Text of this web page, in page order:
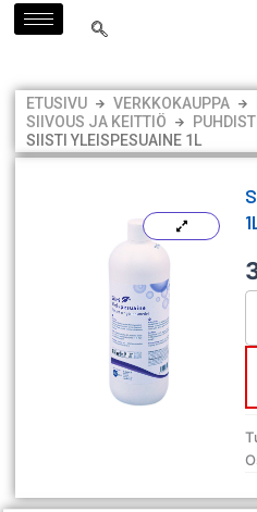
Siirry
sisältöön
ETUSIVU VERKKOKAUPPA
SIIVOUS JA KEITTIÖ
SIISTI YLEISPESUAINE 1L